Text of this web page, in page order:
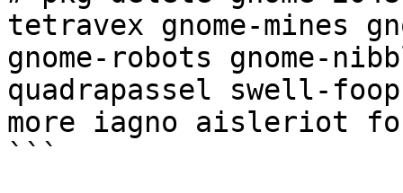
tetravex gnome-mines
gnome-robots gnome-
quadrapassel swell-
more iagno aisleriot
```